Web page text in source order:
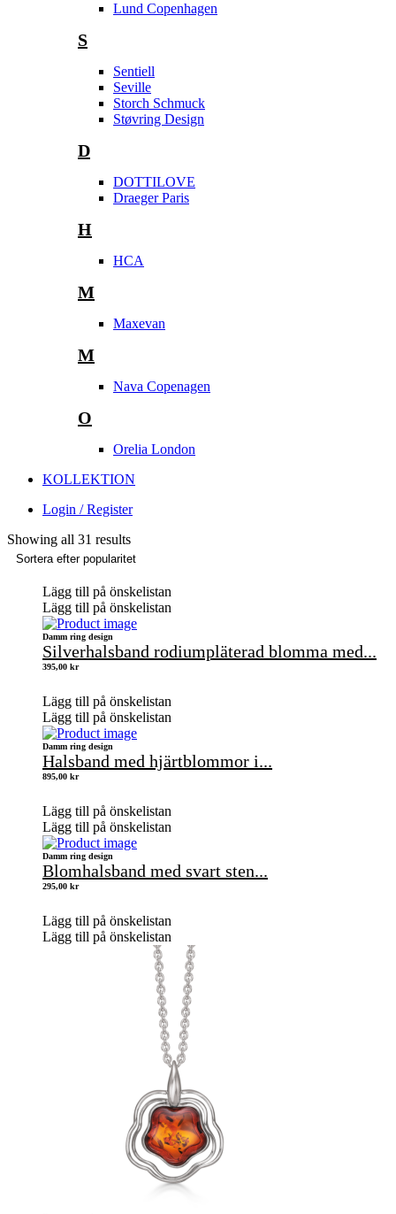
Lund Copenhagen
S
Sentiell
Seville
Storch Schmuck
Støvring Design
D
DOTTILOVE
Draeger Paris
H
HCA
M
Maxevan
M
Nava Copenagen
O
Orelia London
KOLLEKTION
Login / Register
Showing all 31 results
Lägg till på önskelistan
Lägg till på önskelistan
Damm ring design
Silverhalsband rodiumpläterad blomma med...
395,00 kr
Lägg till på önskelistan
Lägg till på önskelistan
Damm ring design
Halsband med hjärtblommor i...
895,00 kr
Lägg till på önskelistan
Lägg till på önskelistan
Damm ring design
Blomhalsband med svart sten...
295,00 kr
Lägg till på önskelistan
Lägg till på önskelistan